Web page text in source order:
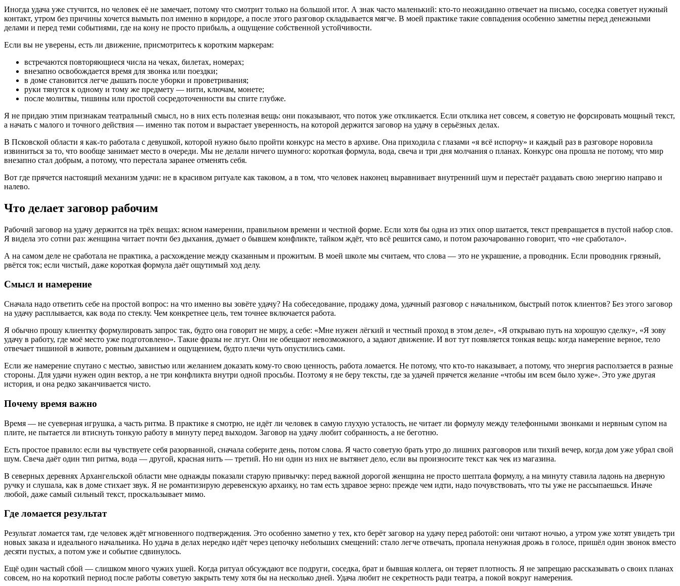
Иногда удача уже стучится, но человек её не замечает, потому что смотрит только на большой итог. А знак часто маленький: кто-то неожиданно отвечает на письмо, соседка советует нужный
контакт, утром без причины хочется вымыть пол именно в коридоре, а после этого разговор складывается мягче. В моей практике такие совпадения особенно заметны перед денежными
делами и перед теми событиями, где на кону не просто прибыль, а ощущение собственной устойчивости.
Если вы не уверены, есть ли движение, присмотритесь к коротким маркерам:
встречаются повторяющиеся числа на чеках, билетах, номерах;
внезапно освобождается время для звонка или поездки;
в доме становится легче дышать после уборки и проветривания;
руки тянутся к одному и тому же предмету — нити, ключам, монете;
после молитвы, тишины или простой сосредоточенности вы спите глубже.
Я не придаю этим признакам театральный смысл, но в них есть полезная вещь: они показывают, что поток уже откликается. Если отклика нет совсем, я советую не форсировать мощный текст,
а начать с малого и точного действия — именно так потом и вырастает уверенность, на которой держится заговор на удачу в серьёзных делах.
В Псковской области я как-то работала с девушкой, которой нужно было пройти конкурс на место в архиве. Она приходила с глазами «я всё испорчу» и каждый раз в разговоре норовила
извиниться за то, что вообще занимает место в очереди. Мы не делали ничего шумного: короткая формула, вода, свеча и три дня молчания о планах. Конкурс она прошла не потому, что мир
внезапно стал добрым, а потому, что перестала заранее отменять себя.
Вот где прячется настоящий механизм удачи: не в красивом ритуале как таковом, а в том, что человек наконец выравнивает внутренний шум и перестаёт раздавать свою энергию направо и
налево.
Что делает заговор рабочим
Рабочий заговор на удачу держится на трёх вещах: ясном намерении, правильном времени и честной форме. Если хотя бы одна из этих опор шатается, текст превращается в пустой набор слов.
Я видела это сотни раз: женщина читает почти без дыхания, думает о бывшем конфликте, тайком ждёт, что всё решится само, и потом разочарованно говорит, что «не сработало».
А на самом деле не сработала не практика, а расхождение между сказанным и прожитым. В моей школе мы считаем, что слова — это не украшение, а проводник. Если проводник грязный,
рвётся ток; если чистый, даже короткая формула даёт ощутимый ход делу.
Смысл и намерение
Сначала надо ответить себе на простой вопрос: на что именно вы зовёте удачу? На собеседование, продажу дома, удачный разговор с начальником, быстрый поток клиентов? Без этого заговор
на удачу расплывается, как вода по стеклу. Чем конкретнее цель, тем точнее включается работа.
Я обычно прошу клиентку формулировать запрос так, будто она говорит не миру, а себе: «Мне нужен лёгкий и честный проход в этом деле», «Я открываю путь на хорошую сделку», «Я зову
удачу в работу, где моё место уже подготовлено». Такие фразы не лгут. Они не обещают невозможного, а задают движение. И вот тут появляется тонкая вещь: когда намерение верное, тело
отвечает тишиной в животе, ровным дыханием и ощущением, будто плечи чуть опустились сами.
Если же намерение спутано с местью, завистью или желанием доказать кому-то свою ценность, работа ломается. Не потому, что кто-то наказывает, а потому, что энергия расползается в разные
стороны. Для удачи нужен один вектор, а не три конфликта внутри одной просьбы. Поэтому я не беру тексты, где за удачей прячется желание «чтобы им всем было хуже». Это уже другая
история, и она редко заканчивается чисто.
Почему время важно
Время — не суеверная игрушка, а часть ритма. В практике я смотрю, не идёт ли человек в самую глухую усталость, не читает ли формулу между телефонными звонками и нервным супом на
плите, не пытается ли втиснуть тонкую работу в минуту перед выходом. Заговор на удачу любит собранность, а не беготню.
Есть простое правило: если вы чувствуете себя разорванной, сначала соберите день, потом слова. Я часто советую брать утро до лишних разговоров или тихий вечер, когда дом уже убрал свой
шум. Свеча даёт один тип ритма, вода — другой, красная нить — третий. Но ни один из них не вытянет дело, если вы произносите текст как чек из магазина.
В северных деревнях Архангельской области мне однажды показали старую привычку: перед важной дорогой женщина не просто шептала формулу, а на минуту ставила ладонь на дверную
ручку и слушала, как в доме стихает звук. Я не романтизирую деревенскую архаику, но там есть здравое зерно: прежде чем идти, надо почувствовать, что ты уже не рассыпаешься. Иначе
любой, даже самый сильный текст, проскальзывает мимо.
Где ломается результат
Результат ломается там, где человек ждёт мгновенного подтверждения. Это особенно заметно у тех, кто берёт заговор на удачу перед работой: они читают ночью, а утром уже хотят увидеть три
новых заказа и идеального начальника. Но удача в делах нередко идёт через цепочку небольших смещений: стало легче отвечать, пропала ненужная дрожь в голосе, пришёл один звонок вместо
десяти пустых, а потом уже и событие сдвинулось.
Ещё один частый сбой — слишком много чужих ушей. Когда ритуал обсуждают все подруги, соседка, брат и бывшая коллега, он теряет плотность. Я не запрещаю рассказывать о своих планах
совсем, но на короткий период после работы советую закрыть тему хотя бы на несколько дней. Удача любит не секретность ради театра, а покой вокруг намерения.